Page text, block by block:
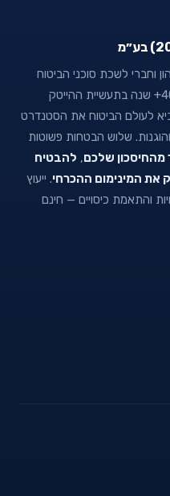
וחברי לשכת סוכני הביטוח
בישראל. נוסדה ע״י זאב יופה לאחר 40+ שנה בתעשיית ההייטק
לעולם הביטוח את הסטנדרט
שלוש הבטחות פשוטות
מהחיסכון שלכם, להבטיח
את המינימום ההכרחי. ייעוץ
והתאמת כיסויים — חינם